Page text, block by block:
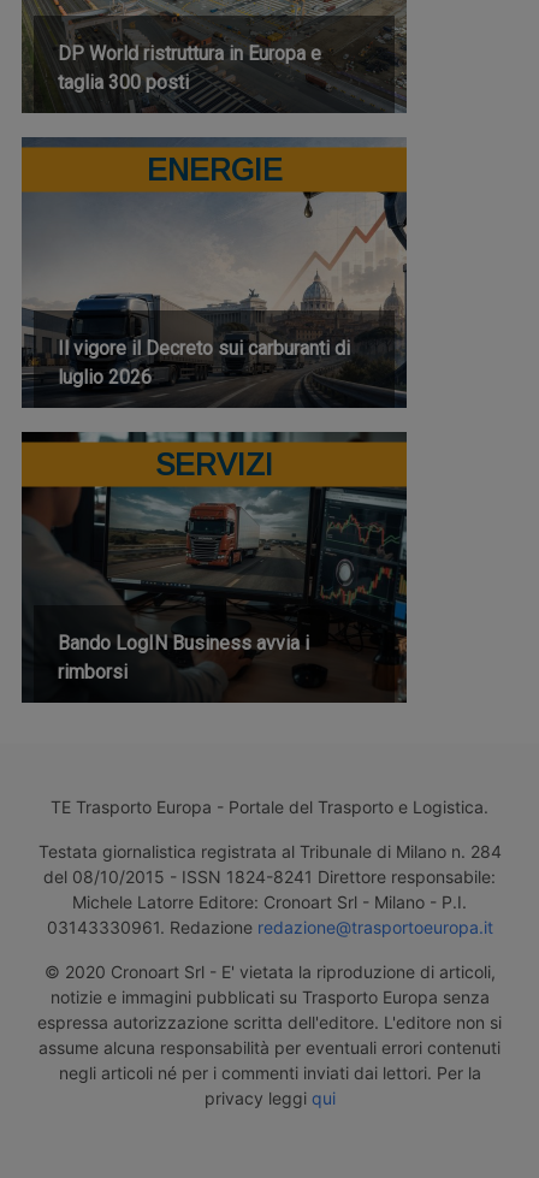
DP World ristruttura in Europa e
taglia 300 posti
ENERGIE
Il vigore il Decreto sui carburanti di
luglio 2026
SERVIZI
Bando LogIN Business avvia i
rimborsi
TE Trasporto Europa - Portale del Trasporto e Logistica.
Testata giornalistica registrata al Tribunale di Milano n. 284
del 08/10/2015 - ISSN 1824-8241 Direttore responsabile:
Michele Latorre Editore: Cronoart Srl - Milano - P.I.
03143330961. Redazione redazione@trasportoeuropa.it
© 2020 Cronoart Srl - E' vietata la riproduzione di articoli,
notizie e immagini pubblicati su Trasporto Europa senza
espressa autorizzazione scritta dell'editore. L'editore non si
assume alcuna responsabilità per eventuali errori contenuti
negli articoli né per i commenti inviati dai lettori. Per la
privacy leggi qui